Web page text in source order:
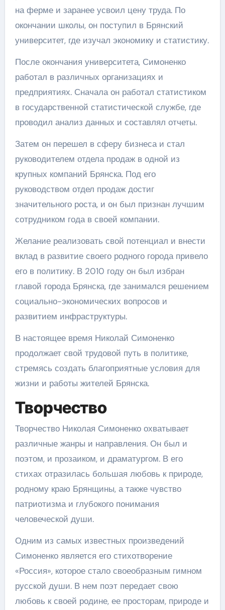
на ферме и заранее усвоил цену труда. По
окончании школы, он поступил в Брянский
университет, где изучал экономику и статистику.
После окончания университета, Симоненко
работал в различных организациях и
предприятиях. Сначала он работал статистиком
в государственной статистической службе, где
проводил анализ данных и составлял отчеты.
Затем он перешел в сферу бизнеса и стал
руководителем отдела продаж в одной из
крупных компаний Брянска. Под его
руководством отдел продаж достиг
значительного роста, и он был признан лучшим
сотрудником года в своей компании.
Желание реализовать свой потенциал и внести
вклад в развитие своего родного города привело
его в политику. В 2010 году он был избран
главой города Брянска, где занимался решением
социально-экономических вопросов и
развитием инфраструктуры.
В настоящее время Николай Симоненко
продолжает свой трудовой путь в политике,
стремясь создать благоприятные условия для
жизни и работы жителей Брянска.
Творчество
Творчество Николая Симоненко охватывает
различные жанры и направления. Он был и
поэтом, и прозаиком, и драматургом. В его
стихах отразилась большая любовь к природе,
родному краю Брянщины, а также чувство
патриотизма и глубокого понимания
человеческой души.
Одним из самых известных произведений
Симоненко является его стихотворение
«Россия», которое стало своеобразным гимном
русской души. В нем поэт передает свою
любовь к своей родине, ее просторам, природе и